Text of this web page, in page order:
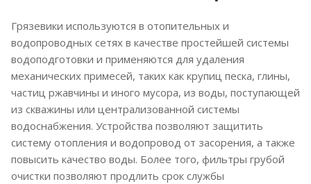
Грязевики используются в отопительных и
водопроводных сетях в качестве простейшей системы
водоподготовки и применяются для удаления
механических примесей, таких как крупиц песка, глины,
частиц ржавчины и иного мусора, из воды, поступающей
из скважины или централизованной системы
водоснабжения. Устройства позволяют защитить
систему отопления и водопровод от засорения, а также
повысить качество воды. Более того, фильтры грубой
очистки позволяют продлить срок службы